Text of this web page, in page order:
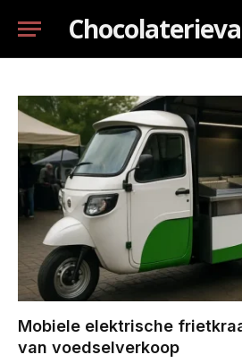
Mobiele elektrische
van voedselverkoop